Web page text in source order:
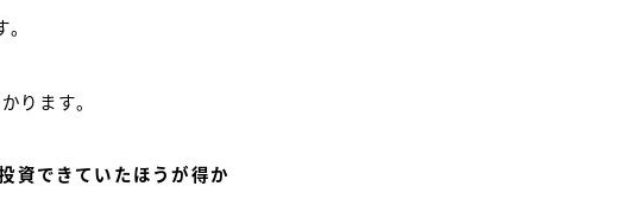
ります。
資できていたほうが得か